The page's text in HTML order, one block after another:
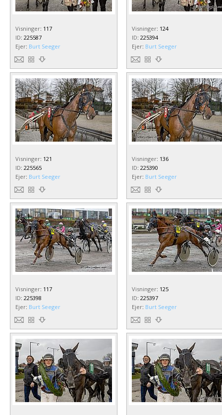
Visninger: 117
ID: 225587
Ejer: Burt Seeger
Visninger: 124
ID: 225394
Ejer: Burt Seeger
Visninger: 121
ID: 225565
Ejer: Burt Seeger
Visninger: 136
ID: 225390
Ejer: Burt Seeger
Visninger: 117
ID: 225398
Ejer: Burt Seeger
Visninger: 125
ID: 225397
Ejer: Burt Seeger